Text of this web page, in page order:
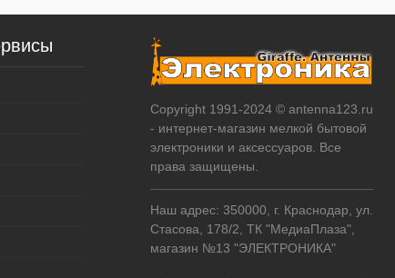
Copyright 1991-2024 © antenna123.ru
- интернет-магазин мелкой бытовой
электроники и аксессуаров. Все
права защищены.
Наш адрес: 350000, г. Краснодар, ул.
Стасова, 178/2, ТК "МедиаПлаза",
магазин №13 "ЭЛЕКТРОНИКА"